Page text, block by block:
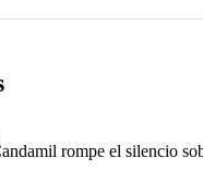
rompe el silencio